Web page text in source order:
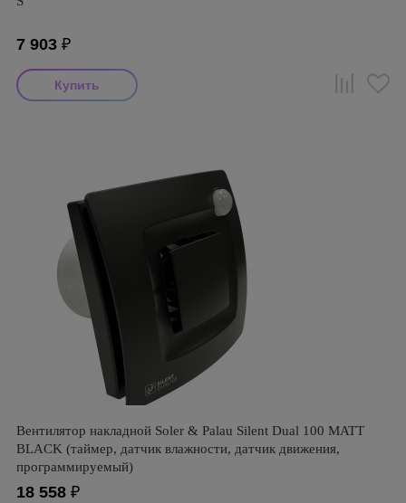
7 903 ₽
Вентилятор накладной Soler & Palau Silent Dual 100 MATT
BLACK (таймер, датчик влажности, датчик движения,
программируемый)
18 558 ₽